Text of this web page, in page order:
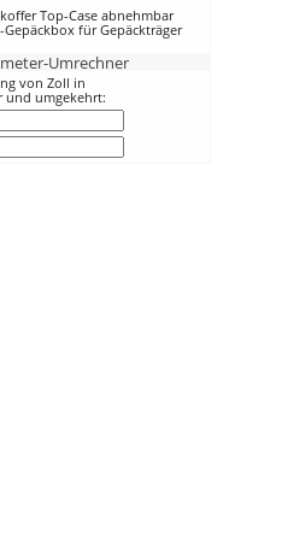
Top-Case abnehmbar
Gepäckbox für Gepäckträger
Umrechner
von Zoll in
und umgekehrt: